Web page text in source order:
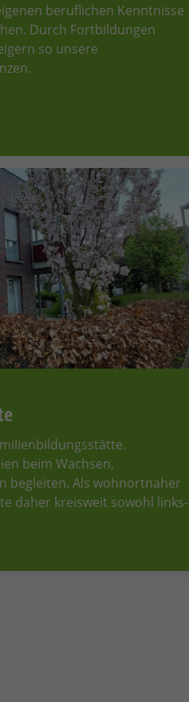
beruflichen Kenntnisse
Durch Fortbildungen
so unsere
beim Wachsen,
begleiten. Als wohnortnaher
daher kreisweit sowohl links-